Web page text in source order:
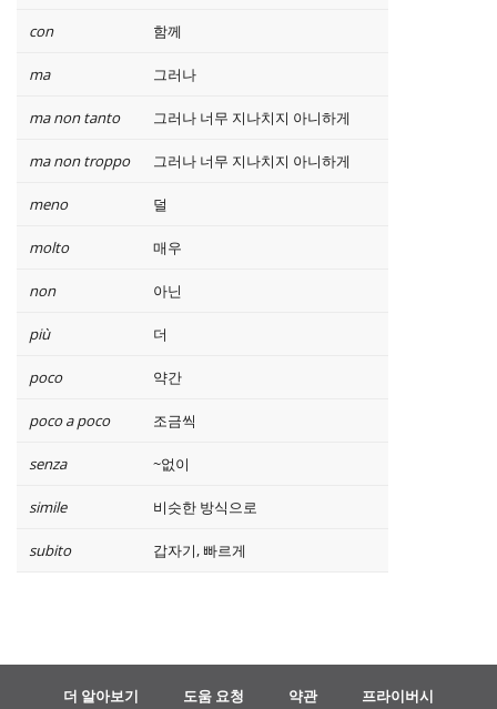
con 함께
ma 그러나
ma non tanto 그러나 너무 지나치지 아니하게
ma non troppo 그러나 너무 지나치지 아니하게
meno 덜
molto 매우
non 아닌
più 더
poco 약간
poco a poco 조금씩
senza ~없이
simile 비슷한 방식으로
subito 갑자기, 빠르게
더 알아보기 도움 요청 약관 프라이버시